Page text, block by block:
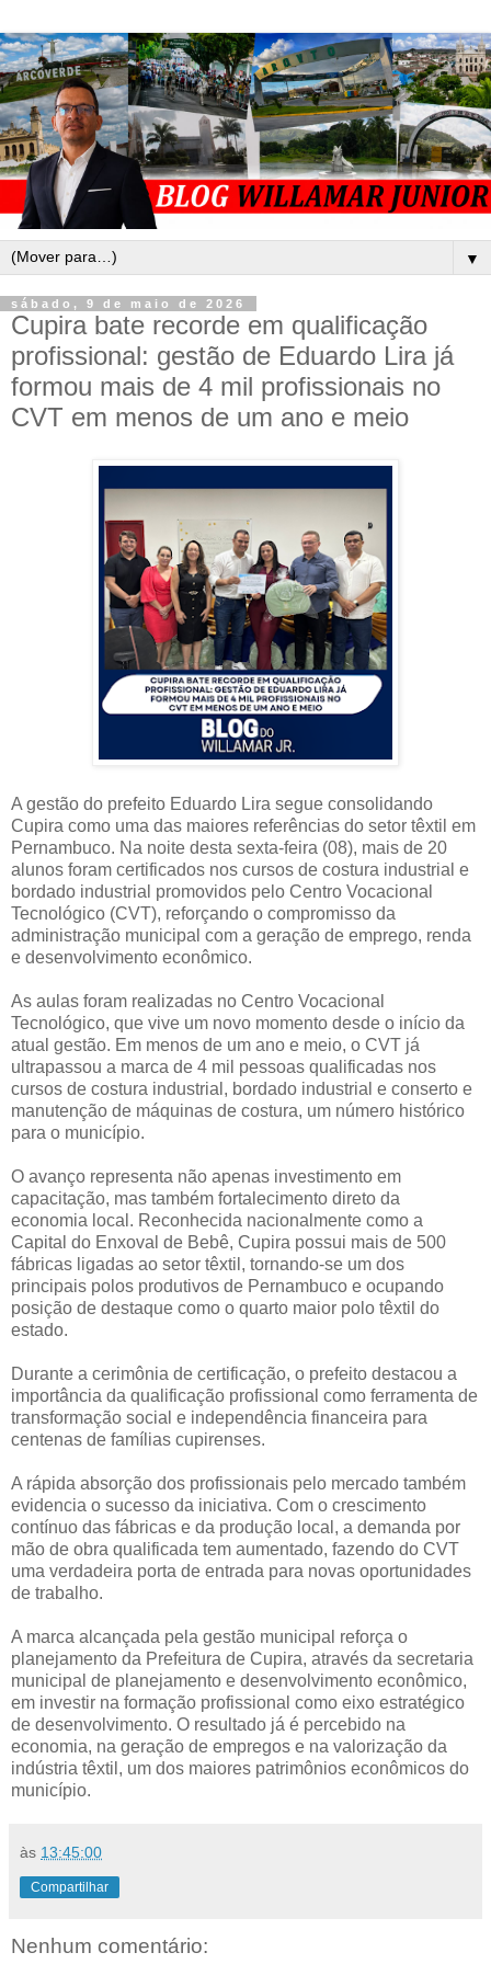
▼
sábado, 9 de maio de 2026
Cupira bate recorde em qualificação
profissional: gestão de Eduardo Lira já
formou mais de 4 mil profissionais no
CVT em menos de um ano e meio
A gestão do prefeito Eduardo Lira segue consolidando
Cupira como uma das maiores referências do setor têxtil em
Pernambuco. Na noite desta sexta-feira (08), mais de 20
alunos foram certificados nos cursos de costura industrial e
bordado industrial promovidos pelo Centro Vocacional
Tecnológico (CVT), reforçando o compromisso da
administração municipal com a geração de emprego, renda
e desenvolvimento econômico.
As aulas foram realizadas no Centro Vocacional
Tecnológico, que vive um novo momento desde o início da
atual gestão. Em menos de um ano e meio, o CVT já
ultrapassou a marca de 4 mil pessoas qualificadas nos
cursos de costura industrial, bordado industrial e conserto e
manutenção de máquinas de costura, um número histórico
para o município.
O avanço representa não apenas investimento em
capacitação, mas também fortalecimento direto da
economia local. Reconhecida nacionalmente como a
Capital do Enxoval de Bebê, Cupira possui mais de 500
fábricas ligadas ao setor têxtil, tornando-se um dos
principais polos produtivos de Pernambuco e ocupando
posição de destaque como o quarto maior polo têxtil do
estado.
Durante a cerimônia de certificação, o prefeito destacou a
importância da qualificação profissional como ferramenta de
transformação social e independência financeira para
centenas de famílias cupirenses.
A rápida absorção dos profissionais pelo mercado também
evidencia o sucesso da iniciativa. Com o crescimento
contínuo das fábricas e da produção local, a demanda por
mão de obra qualificada tem aumentado, fazendo do CVT
uma verdadeira porta de entrada para novas oportunidades
de trabalho.
A marca alcançada pela gestão municipal reforça o
planejamento da Prefeitura de Cupira, através da secretaria
municipal de planejamento e desenvolvimento econômico,
em investir na formação profissional como eixo estratégico
de desenvolvimento. O resultado já é percebido na
economia, na geração de empregos e na valorização da
indústria têxtil, um dos maiores patrimônios econômicos do
município.
às 13:45:00
Compartilhar
Nenhum comentário: